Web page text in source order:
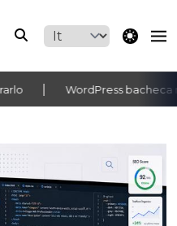
theme
WordPress bacheca
›